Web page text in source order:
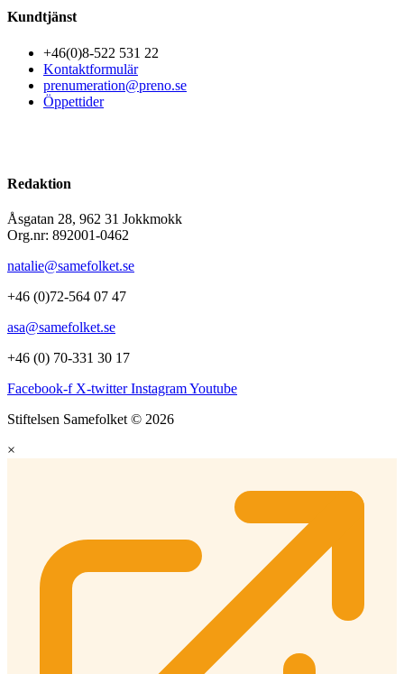
Kundtjänst
+46(0)8-522 531 22
Kontaktformulär
prenumeration@preno.se
Öppettider
Redaktion
Åsgatan 28, 962 31 Jokkmokk
Org.nr: 892001-0462
natalie@samefolket.se
+46 (0)72-564 07 47
asa@samefolket.se
+46 (0) 70-331 30 17
Facebook-f X-twitter InstagramYoutube
Stiftelsen Samefolket © 2026
×